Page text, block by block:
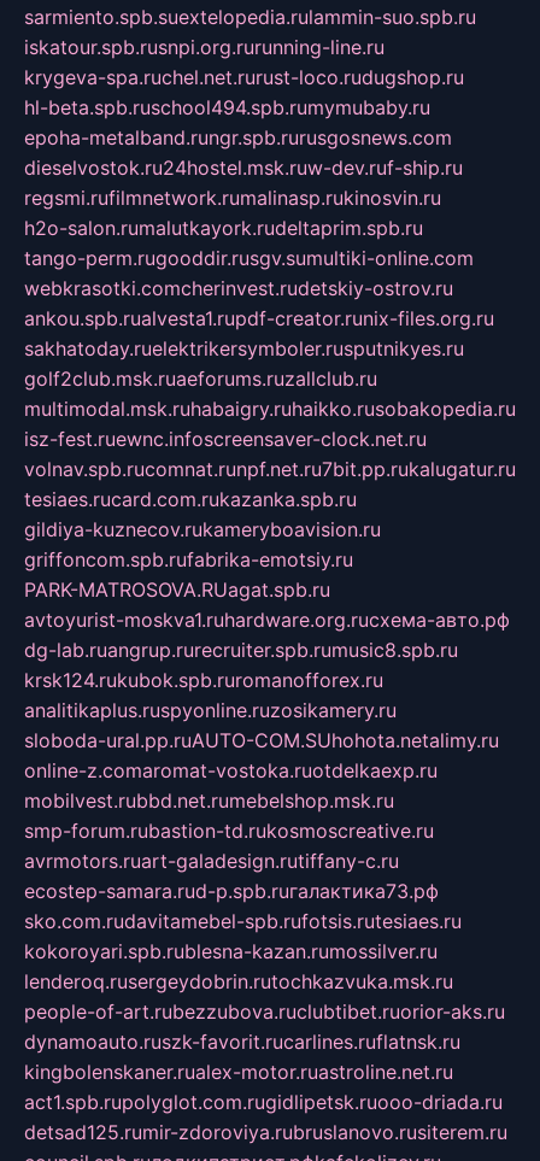
sarmiento.spb.suextelopedia.rulammin-suo.spb.ru
iskatour.spb.rusnpi.org.rurunning-line.ru
krygeva-spa.ruchel.net.rurust-loco.rudugshop.ru
hl-beta.spb.ruschool494.spb.rumymubaby.ru
epoha-metalband.rungr.spb.rurusgosnews.com
dieselvostok.ru24hostel.msk.ruw-dev.ruf-ship.ru
regsmi.rufilmnetwork.rumalinasp.rukinosvin.ru
h2o-salon.rumalutkayork.rudeltaprim.spb.ru
tango-perm.rugooddir.rusgv.sumultiki-online.com
webkrasotki.comcherinvest.rudetskiy-ostrov.ru
ankou.spb.rualvesta1.rupdf-creator.runix-files.org.ru
sakhatoday.ruelektrikersymboler.rusputnikyes.ru
golf2club.msk.ruaeforums.ruzallclub.ru
multimodal.msk.ruhabaigry.ruhaikko.rusobakopedia.ru
isz-fest.ruewnc.infoscreensaver-clock.net.ru
volnav.spb.rucomnat.runpf.net.ru7bit.pp.rukalugatur.ru
tesiaes.rucard.com.rukazanka.spb.ru
gildiya-kuznecov.rukameryboavision.ru
griffoncom.spb.rufabrika-emotsiy.ru
PARK-MATROSOVA.RUagat.spb.ru
avtoyurist-moskva1.ruhardware.org.ruсхема-авто.рф
dg-lab.ruangrup.rurecruiter.spb.rumusic8.spb.ru
krsk124.rukubok.spb.ruromanofforex.ru
analitikaplus.ruspyonline.ruzosikamery.ru
sloboda-ural.pp.ruAUTO-COM.SUhohota.netalimy.ru
online-z.comaromat-vostoka.ruotdelkaexp.ru
mobilvest.rubbd.net.rumebelshop.msk.ru
smp-forum.rubastion-td.rukosmoscreative.ru
avrmotors.ruart-galadesign.rutiffany-c.ru
ecostep-samara.rud-p.spb.ruгалактика73.рф
sko.com.rudavitamebel-spb.rufotsis.rutesiaes.ru
kokoroyari.spb.rublesna-kazan.rumossilver.ru
lenderoq.rusergeydobrin.rutochkazvuka.msk.ru
people-of-art.rubezzubova.ruclubtibet.ruorior-aks.ru
dynamoauto.ruszk-favorit.rucarlines.ruflatnsk.ru
kingbolenskaner.rualex-motor.ruastroline.net.ru
act1.spb.rupolyglot.com.rugidlipetsk.ruooo-driada.ru
detsad125.rumir-zdoroviya.rubruslanovo.rusiterem.ru